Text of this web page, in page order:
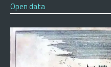
Open data